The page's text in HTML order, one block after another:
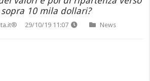
10 mila dollari?
29/10/19 11:07
News